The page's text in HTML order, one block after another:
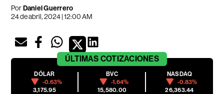
PorDaniel Guerrero
24 de abril, 2024 | 12:00 AM
ÚLTIMAS COTIZACIONES
DÓLAR
-0.63%
3,175.95
BVC
-1.64%
15,580.00
NASDAQ
-0.83%
26,363.44